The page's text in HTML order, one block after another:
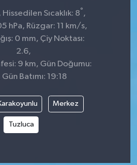
Sıcaklık: 8° ,
hPa, Rüzgar: 11 km/s,
0 mm, Çiy Noktası:
2.6,
9 km, Gün Doğumu:
Batımı: 19:18
Merkez
Tuzluca